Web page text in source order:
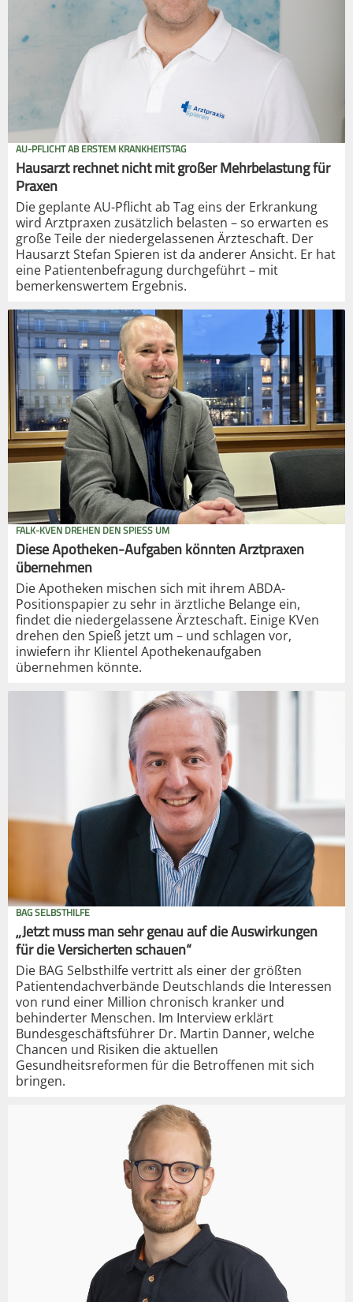
AU-PFLICHT AB ERSTEM KRANKHEITSTAG
Hausarzt rechnet nicht mit großer Mehrbelastung für
Praxen
Die geplante AU-Pflicht ab Tag eins der Erkrankung
wird Arztpraxen zusätzlich belasten – so erwarten es
große Teile der niedergelassenen Ärzteschaft. Der
Hausarzt Stefan Spieren ist da anderer Ansicht. Er hat
eine Patientenbefragung durchgeführt – mit
bemerkenswertem Ergebnis.
FALK-KVEN DREHEN DEN SPIESS UM
Diese Apotheken-Aufgaben könnten Arztpraxen
übernehmen
Die Apotheken mischen sich mit ihrem ABDA-
Positionspapier zu sehr in ärztliche Belange ein,
findet die niedergelassene Ärzteschaft. Einige KVen
drehen den Spieß jetzt um – und schlagen vor,
inwiefern ihr Klientel Apothekenaufgaben
übernehmen könnte.
BAG SELBSTHILFE
„Jetzt muss man sehr genau auf die Auswirkungen
für die Versicherten schauen“
Die BAG Selbsthilfe vertritt als einer der größten
Patientendachverbände Deutschlands die Interessen
von rund einer Million chronisch kranker und
behinderter Menschen. Im Interview erklärt
Bundesgeschäftsführer Dr. Martin Danner, welche
Chancen und Risiken die aktuellen
Gesundheitsreformen für die Betroffenen mit sich
bringen.